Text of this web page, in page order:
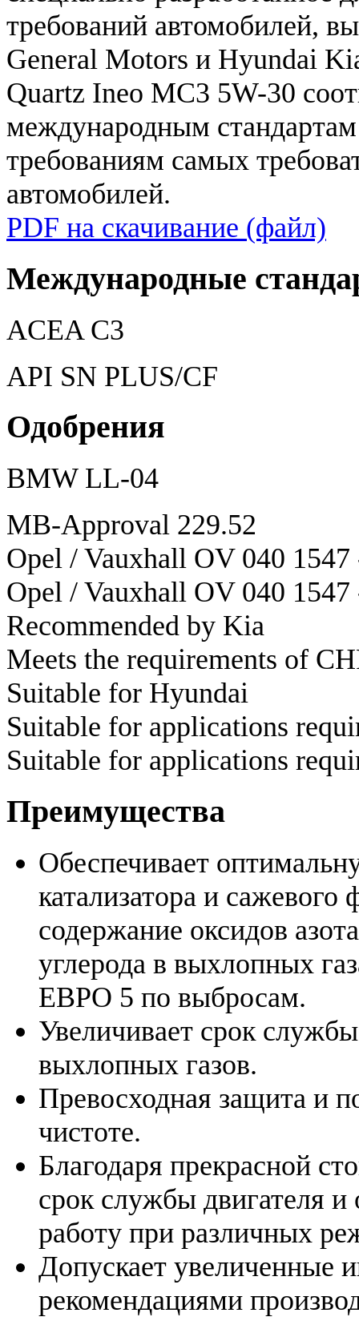
требований автомобилей,
General Motors и Hyundai
Quartz Ineo MC3 5W-30
международным стандартам
требованиям самых
автомобилей.
PDF на скачивание (файл)
Международные
ACEA C3
API SN PLUS/CF
Одобрения
BMW LL-04
MB-Approval 229.52
Opel / Vauxhall OV 040
Opel / Vauxhall OV 040
Recommended by Kia
Meets the requirements of
Suitable for Hyundai
Suitable for applications
Suitable for applications
Преимущества
Обеспечивает
катализатора и
содержание оксидов
углерода в выхлопных
ЕВРО 5 по выбросам.
Увеличивает срок
выхлопных газов.
Превосходная защита и
чистоте.
Благодаря прекрасной
срок службы двигателя
работу при различных
Допускает увеличенные
рекомендациями